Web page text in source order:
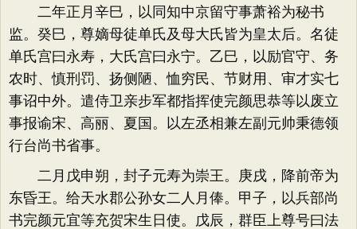
二年正月辛巳，以同知中京留守事萧裕为秘书
监。癸巳，尊嫡母徒单氏及母大氏皆为皇太后。名徒
单氏宫曰永寿，大氏宫曰永宁。乙巳，以励官守、务
农时、慎刑罚、扬侧陋、恤穷民、节财用、审才实七
事诏中外。遣侍卫亲步军都指挥使完颜思恭等以废立
事报谕宋、高丽、夏国。以左丞相兼左副元帅秉德领
行台尚书省事。
二月戊申朔，封子元寿为崇王。庚戌，降前帝为
东昏王。给天水郡公孙女二人月俸。甲子，以兵部尚
书完颜元宜等充贺宋生日使。戊辰，群臣上尊号曰法